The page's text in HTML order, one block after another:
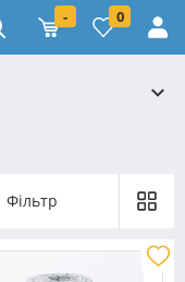
- 0
Фільтр